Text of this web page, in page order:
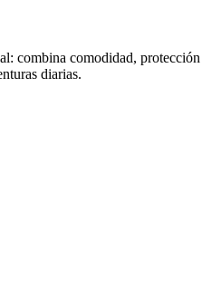
combina comodidad, protección
diarias.